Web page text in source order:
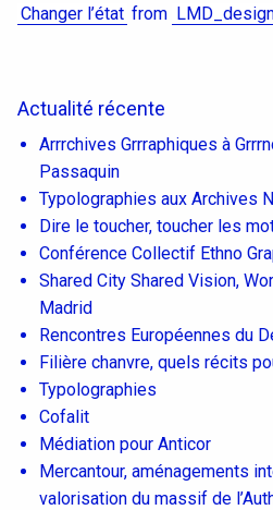
Changer l’état from
Actualité récente
Arrrchives Grrraphiques à
Passaquin
Typolographies aux Archives
Dire le toucher, toucher les
Conférence Collectif Ethno
Shared City Shared Vision,
Madrid
Rencontres Européennes du
Filière chanvre, quels récits
Typolographies
Cofalit
Médiation pour Anticor
Mercantour, aménagements
valorisation du massif de